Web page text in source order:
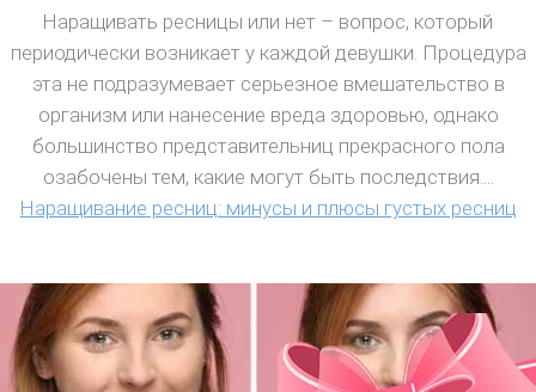
Наращивать ресницы или нет – вопрос, который
периодически возникает у каждой девушки. Процедура
эта не подразумевает серьезное вмешательство в
организм или нанесение вреда здоровью, однако
большинство представительниц прекрасного пола
озабочены тем, какие могут быть последствия....
Наращивание ресниц: минусы и плюсы густых ресниц